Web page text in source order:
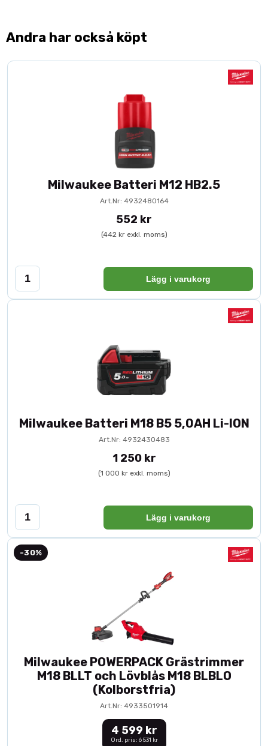
prestanda i maskinen. HSS-materialet har hög slitstyrka och bibehåller
skärpan under lång tids användning, vilket minskar stillestånd och
Dimension: 310 × 25 × 3 mm
Slipade för hög precision och rena snitt
Lång livslängd och jämn skärkvalitet
Idealisk för rikt- och planhyvling i massivt trä
Tekniska specifikationer
HSS (High Speed Steel)
Andra har också köpt
Milwaukee Batteri M12 HB2.5
Art.Nr: 4932480164
552 kr
(442 kr exkl. moms)
Lägg i varukorg
Milwaukee Batteri M18 B5 5,0AH Li-ION
Art.Nr: 4932430483
1 250 kr
(1 000 kr exkl. moms)
Lägg i varukorg
-30%
Milwaukee POWERPACK Grästrimmer
M18 BLLT och Lövblås M18 BLBLO
(Kolborstfria)
Art.Nr: 4933501914
4 599 kr
Ord. pris: 6 531 kr